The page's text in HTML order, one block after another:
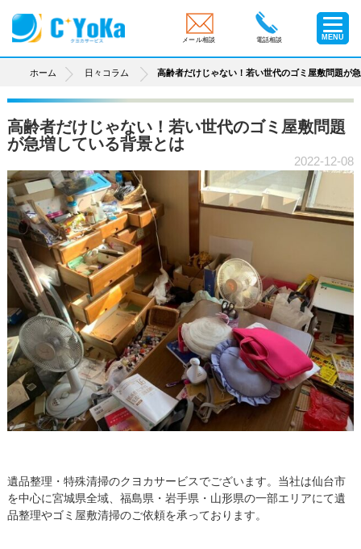
メール相談 電話相談 MENU
ホーム 日々コラム 高齢者だけじゃない！若い世代のゴミ屋敷問題が
高齢者だけじゃない！若い世代のゴミ屋敷問題
が急増している背景とは
2022-12-08
遺品整理・特殊清掃のクヨカサービスでございます。当社は仙台市
を中心に宮城県全域、福島県・岩手県・山形県の一部エリアにて遺
品整理やゴミ屋敷清掃のご依頼を承っております。